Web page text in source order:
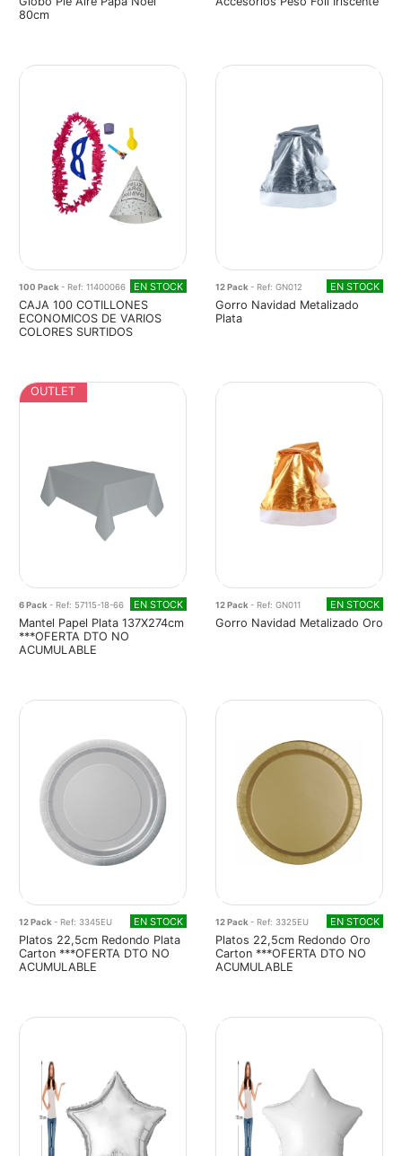
80cm
100 Pack - Ref: 11400066 EN STOCK
CAJA 100 COTILLONES
ECONOMICOS DE VARIOS
COLORES SURTIDOS
12 Pack - Ref: GN012 EN STOCK
Gorro Navidad Metalizado
Plata
OUTLET
6 Pack - Ref: 57115-18-66 EN STOCK
Mantel Papel Plata 137X274cm
***OFERTA DTO NO
ACUMULABLE
12 Pack - Ref: GN011 EN STOCK
Gorro Navidad Metalizado Oro
12 Pack - Ref: 3345EU EN STOCK
Platos 22,5cm Redondo Plata
Carton ***OFERTA DTO NO
ACUMULABLE
12 Pack - Ref: 3325EU EN STOCK
Platos 22,5cm Redondo Oro
Carton ***OFERTA DTO NO
ACUMULABLE